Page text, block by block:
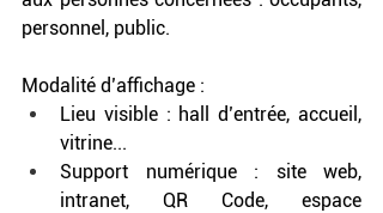
personnel, public.
Modalité d’affichage :
Lieu visible : hall d’entrée, accueil,
vitrine...
Support numérique : site web,
intranet, QR Code, espace